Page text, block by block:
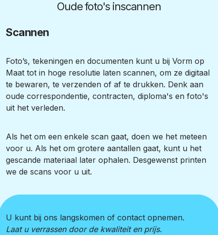
Oude foto's inscannen
Scannen
Foto’s, tekeningen en documenten kunt u bij Vorm op
Maat tot in hoge resolutie laten scannen, om ze digitaal
te bewaren, te verzenden of af te drukken. Denk aan
oude correspondentie, contracten, diploma's en foto's
uit het verleden.
Als het om een enkele scan gaat, doen we het meteen
voor u. Als het om grotere aantallen gaat, kunt u het
gescande materiaal later ophalen. Desgewenst printen
we de scans voor u uit.
U kunt bij ons langskomen of contact opnemen.
Laat u verrassen door de kwaliteit en prijs.